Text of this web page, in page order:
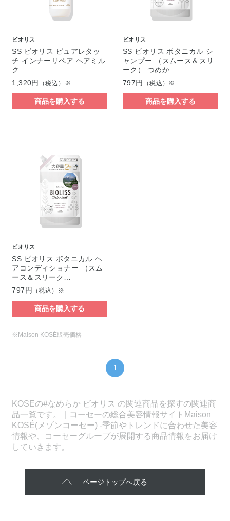
ビオリス
SS ビオリス ピュアレタッ
チ インナーリペア ヘアミル
ク
1,320円
（税込）※
商品を購入する
ビオリス
SS ビオリス ボタニカル シ
ャンプー （スムース＆スリ
ーク） つめか…
797円
（税込）※
商品を購入する
ビオリス
SS ビオリス ボタニカル ヘ
アコンディショナー （スム
ース＆スリーク…
797円
（税込）※
商品を購入する
※Maison KOSÉ販売価格
1
KOSEの#なめらか ビオリス の関連商品を探すの関連商
品一覧です。｜コーセーの総合美容情報サイトMaison
KOSÉ(メゾンコーセー) -季節やトレンドに合わせた美容
情報や、コーセーグループが展開する商品情報をお届け
していきます。
ページトップへ戻る